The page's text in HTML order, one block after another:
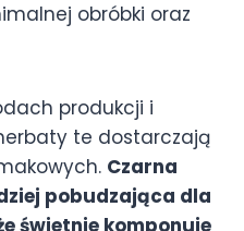
obróbki oraz
produkcji i
te dostarczają
Czarna
pobudzająca dla
świetnie komponuje